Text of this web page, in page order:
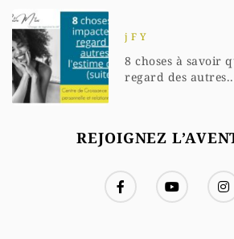
j F Y
8 choses à savoir
regard des
REJOIGNEZ